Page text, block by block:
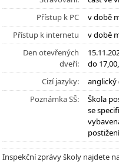
Přístup k PC
v době
Přístup k internetu
v době
Den otevřených
dveří:
do
Cizí jazyky:
anglický
Poznámka SŠ:
Škola
se
Inspekční zprávy školy najdete